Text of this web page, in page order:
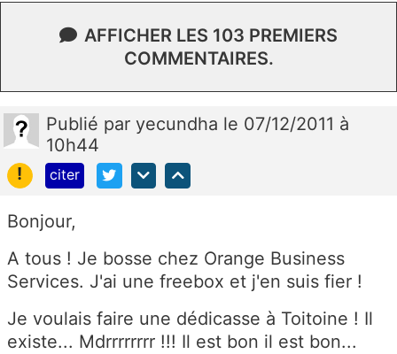
AFFICHER LES 103 PREMIERS
COMMENTAIRES.
Publié par yecundha le 07/12/2011 à
10h44
!
citer
Bonjour,
A tous ! Je bosse chez Orange Business
Services. J'ai une freebox et j'en suis fier !
Je voulais faire une dédicasse à Toitoine ! Il
existe... Mdrrrrrrrr !!! Il est bon il est bon...